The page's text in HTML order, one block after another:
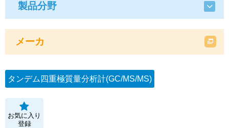
製品分野
メーカ
タンデム四重極質量分析計(GC/MS/MS)
お気に入り
登録